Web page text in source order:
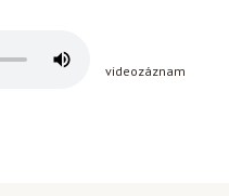
videozáznam